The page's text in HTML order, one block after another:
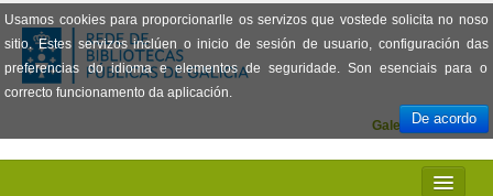
Usamos cookies para proporcionarlle os servizos que vostede solicita no noso
sitio. Estes servizos inclúen o inicio de sesión de usuario, configuración das
preferencias do idioma e elementos de seguridade. Son esenciais para o
correcto funcionamento da aplicación.
De acordo
Español
Galego